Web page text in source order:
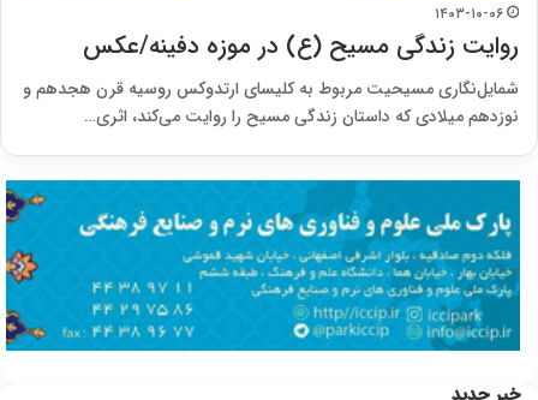
۱۴۰۳-۱۰-۰۶
روایت زندگی مسیح (ع) در موزه دفینه/عکس
شمایل‌نگاری مسیحیت مربوط به کلیسای ارتدوکس روسیه قرن هجدهم و
نوزدهم میلادی که داستان زندگی مسیح را روایت می‌کند، اثری…